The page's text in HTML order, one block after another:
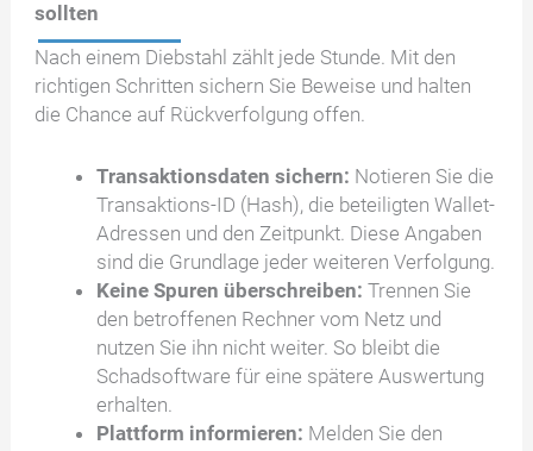
sollten
Nach einem Diebstahl zählt jede Stunde. Mit den
richtigen Schritten sichern Sie Beweise und halten
die Chance auf Rückverfolgung offen.
Transaktionsdaten sichern: Notieren Sie die
Transaktions-ID (Hash), die beteiligten Wallet-
Adressen und den Zeitpunkt. Diese Angaben
sind die Grundlage jeder weiteren Verfolgung.
Keine Spuren überschreiben:Trennen Sie
den betroffenen Rechner vom Netz und
nutzen Sie ihn nicht weiter. So bleibt die
Schadsoftware für eine spätere Auswertung
erhalten.
Plattform informieren: Melden Sie den